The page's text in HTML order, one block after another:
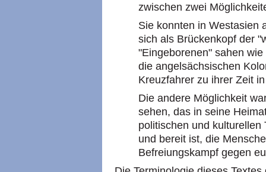
zwischen zwei
Sie konnten in Westasien
sich als Brückenkopf der
"Eingeborenen" sahen
die angelsächsischen
Kreuzfahrer zu ihrer Zeit
Die andere Möglichkeit
sehen, das in seine
politischen und
und bereit ist, die
Befreiungskampf gegen